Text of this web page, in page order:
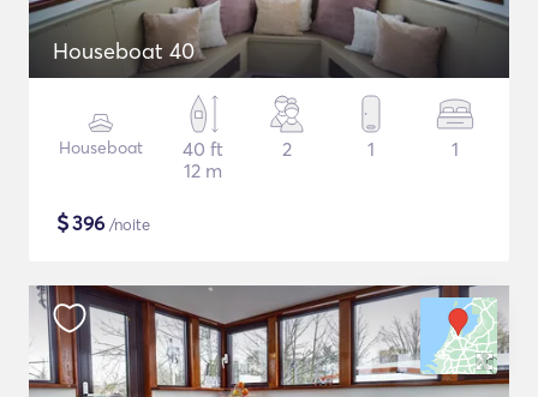
Houseboat 40
Houseboat
40 ft
12 m
2 1 1
$396 /noite